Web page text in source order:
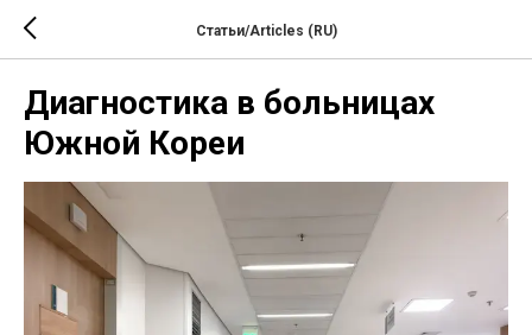
Статьи/Articles (RU)
Диагностика в больницах
Южной Кореи